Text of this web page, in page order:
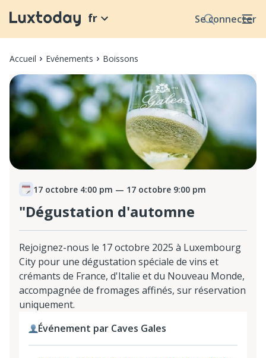
Se connecter
fr
Accueil Evénements Boissons
17 octobre 4:00 pm — 17 octobre 9:00 pm
"Dégustation d'automne
Rejoignez-nous le 17 octobre 2025 à Luxembourg
City pour une dégustation spéciale de vins et
crémants de France, d'Italie et du Nouveau Monde,
accompagnée de fromages affinés, sur réservation
uniquement.
Événement par Caves Gales